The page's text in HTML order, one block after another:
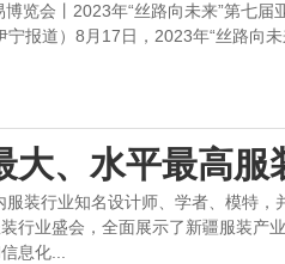
览会丨2023年“丝路向未来”第七
报道）8月17日，2023年“丝路向
大、水平最高服
装行业知名设计师、学者、模特，
行业盛会，全面展示了新疆服装产
息化...